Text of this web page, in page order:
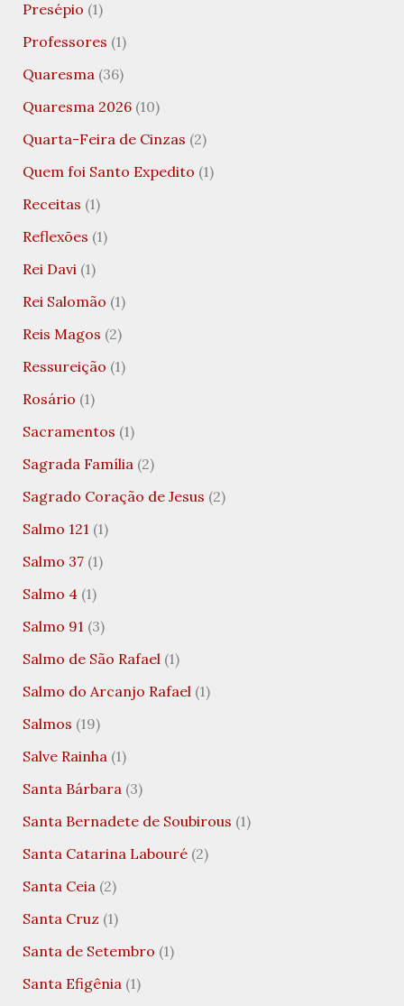
Presépio (1)
Professores (1)
Quaresma(36)
Quaresma 2026(10)
Quarta-Feira de Cinzas (2)
Quem foi Santo Expedito (1)
Receitas (1)
Reflexões (1)
Rei Davi(1)
Rei Salomão (1)
Reis Magos (2)
Ressureição (1)
Rosário (1)
Sacramentos (1)
Sagrada Família(2)
Sagrado Coração de Jesus (2)
Salmo 121 (1)
Salmo 37(1)
Salmo 4(1)
Salmo 91 (3)
Salmo de São Rafael(1)
Salmo do Arcanjo Rafael(1)
Salmos (19)
Salve Rainha(1)
Santa Bárbara(3)
Santa Bernadete de Soubirous (1)
Santa Catarina Labouré(2)
Santa Ceia(2)
Santa Cruz (1)
Santa de Setembro (1)
Santa Efigênia(1)